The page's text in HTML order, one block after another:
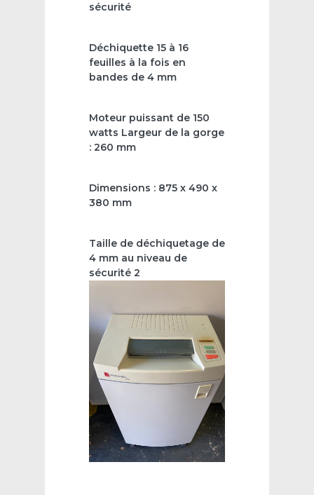
sécurité
Déchiquette 15 à 16
feuilles à la fois en
bandes de 4 mm
Moteur puissant de 150
watts Largeur de la gorge
: 260 mm
Dimensions : 875 x 490 x
380 mm
Taille de déchiquetage de
4 mm au niveau de
sécurité 2